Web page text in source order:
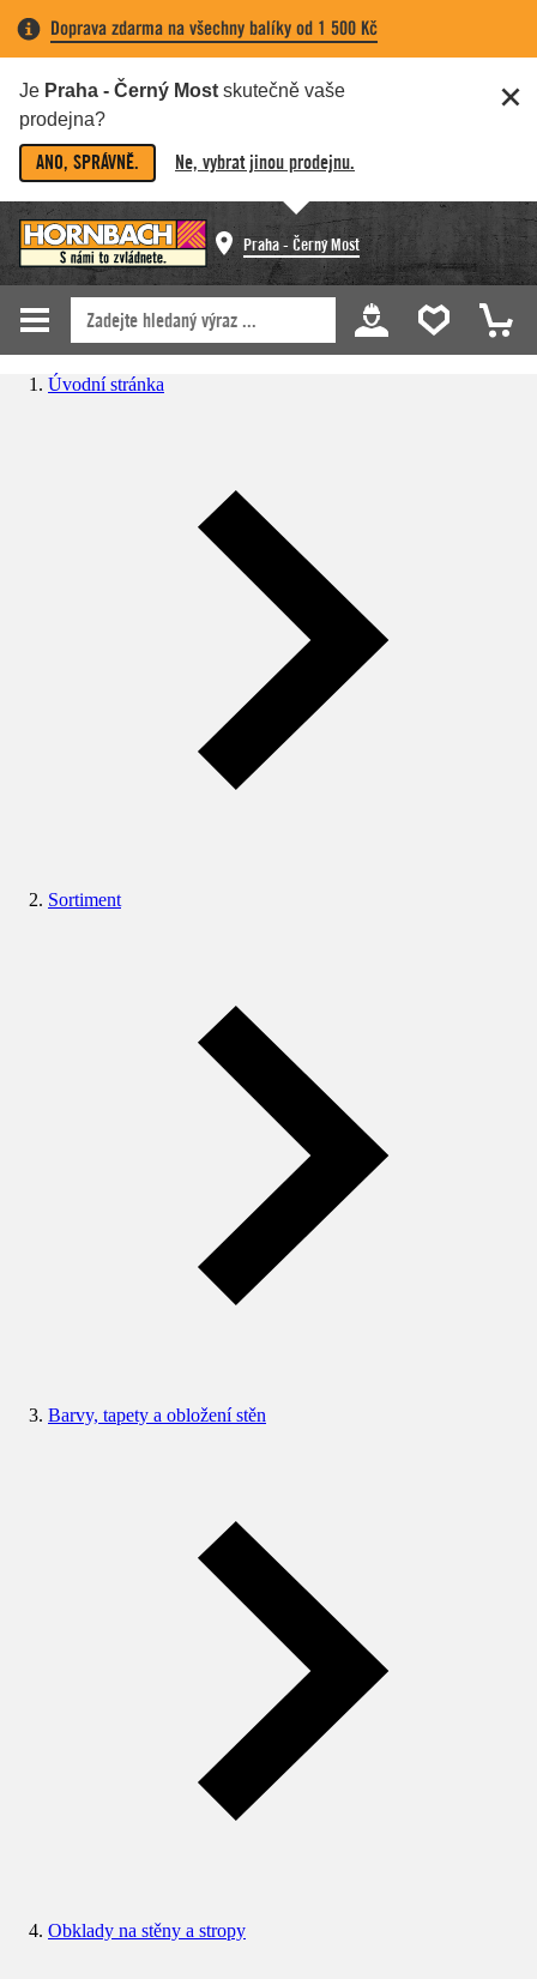
Doprava zdarma na všechny balíky od 1 500 Kč
Je Praha - Černý Most skutečně vaše
prodejna?
ANO, SPRÁVNĚ. Ne, vybrat jinou prodejnu.
Praha - Černý Most
Úvodní stránka
Sortiment
Barvy, tapety a obložení stěn
Obklady na stěny a stropy